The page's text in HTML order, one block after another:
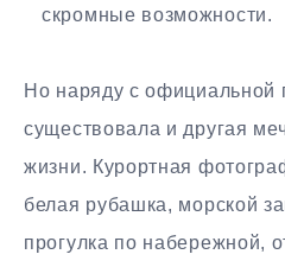
скромные возможности.
Но наряду с официальной
существовала и другая
жизни. Курортная
белая рубашка, морской
прогулка по набережной,